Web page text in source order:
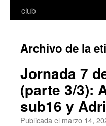
club
Archivo de la
Jornada 7
(parte 3/3):
sub16 y
Publicada el marzo 14,